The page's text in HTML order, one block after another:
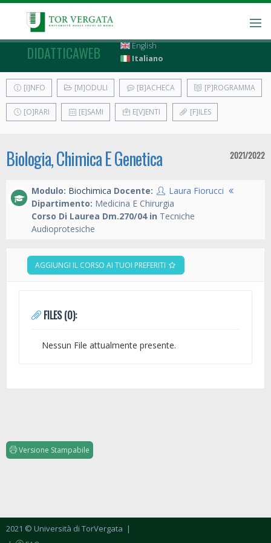
DIDATTICAWEB
English
Italiano
[I]NFO [M]ODULI [B]ACHECA [P]ROGRAMMA
[O]RARI [E]SAMI E[V]ENTI [F]ILES
Biologia, Chimica E Genetica 2021/2022
Modulo: Biochimica Docente:
Laura Fiorucci
Dipartimento: Medicina E Chirurgia
Corso Di Laurea Dm.270/04 in Tecniche
Audioprotesiche
AGGIUNGI IL CORSO AI TUOI PREFERITI
FILES (0):
Nessun File attualmente presente.
Versione Stampabile
2021 © Università di TorVergata |